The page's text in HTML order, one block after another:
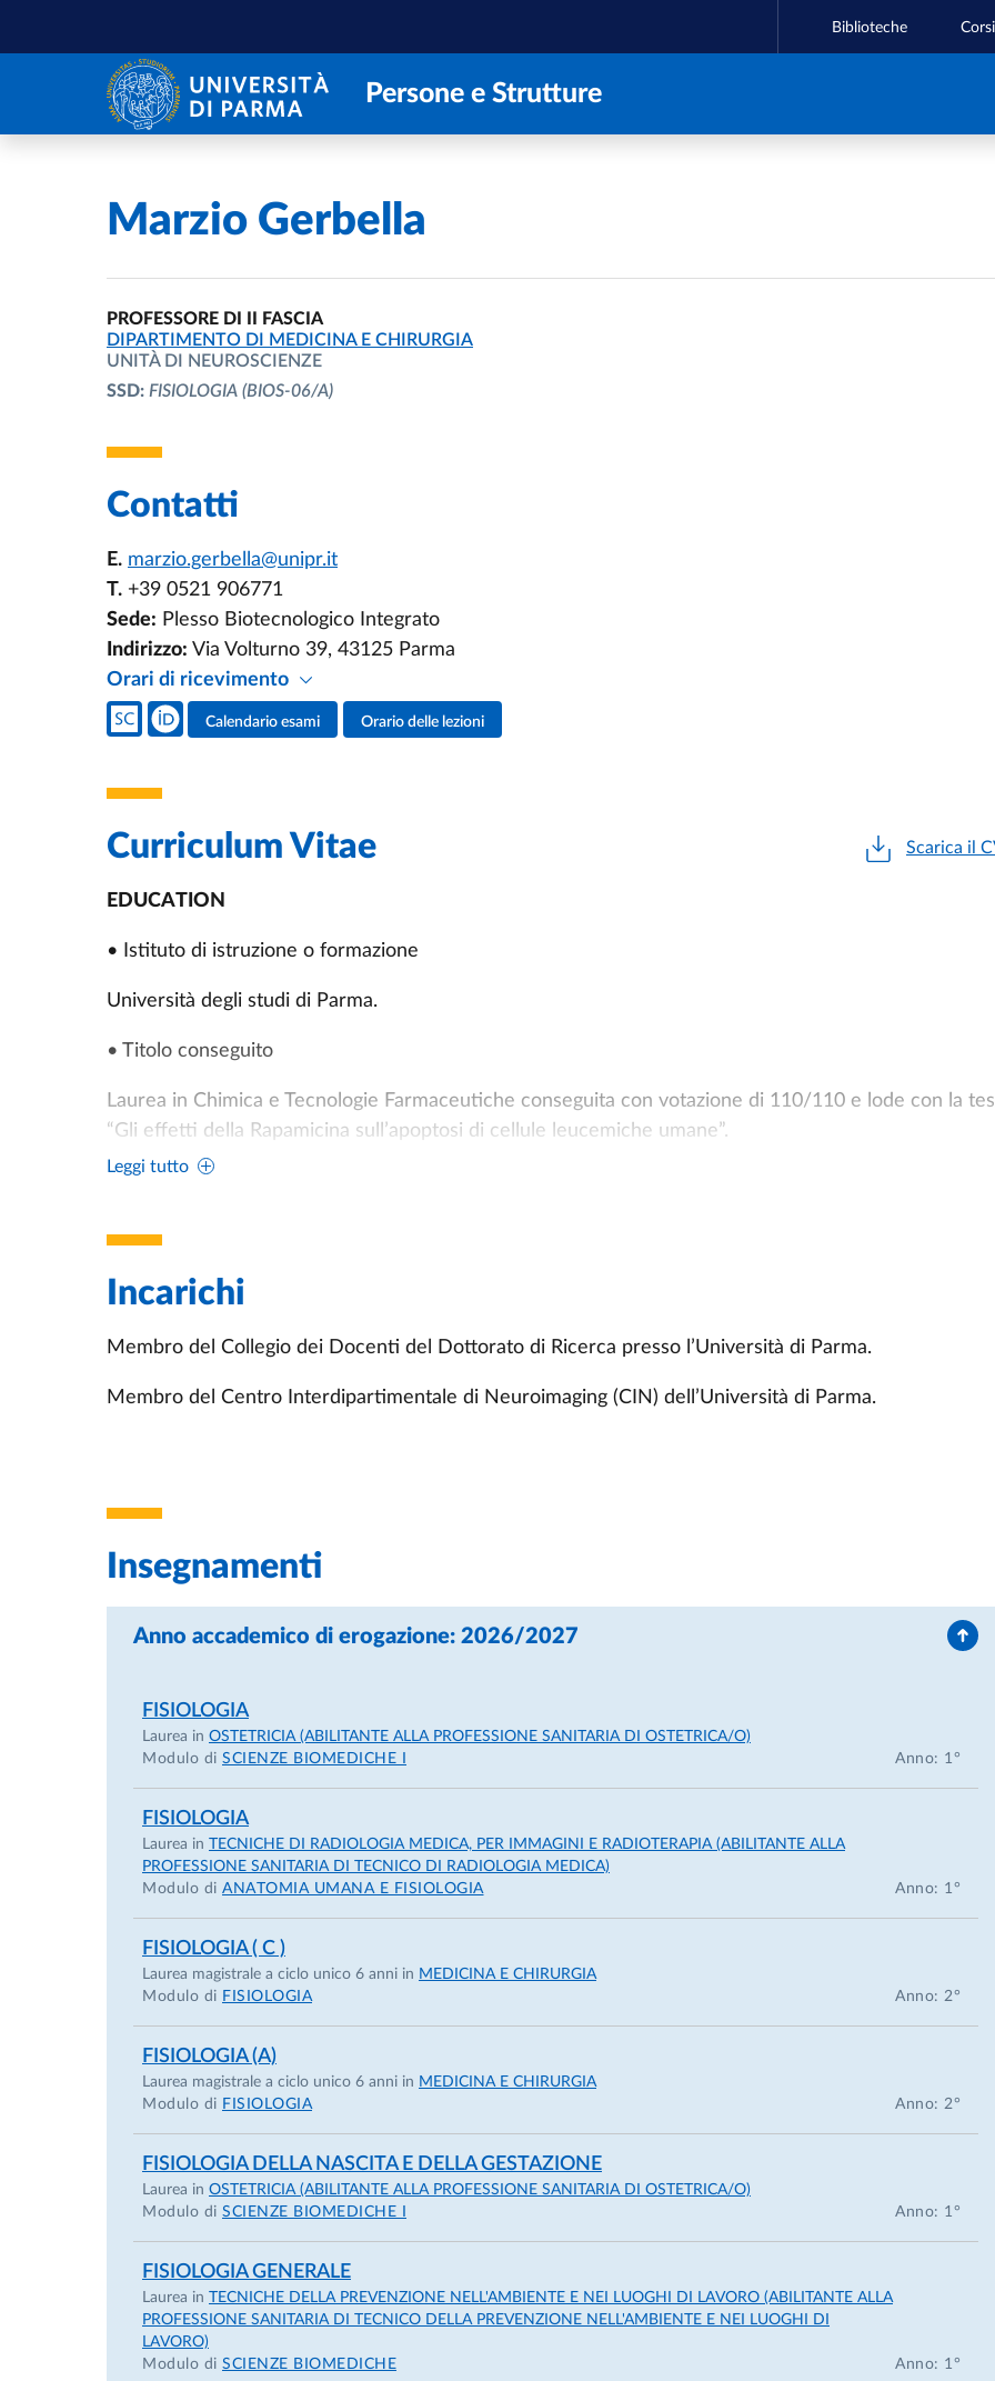
Biblioteche Corsi
Persone e Strutture
Home
Marzio Gerbella
PROFESSORE DI II FASCIA
UNITÀ ORGANIZZATIVA AFFERENTE:
DIPARTIMENTO DI MEDICINA E CHIRURGIA
UNITÀ DI NEUROSCIENZE
SSD: FISIOLOGIA (BIOS-06/A)
Contatti
E. marzio.gerbella@unipr.it
T. +39 0521 906771
Sede: Plesso Biotecnologico Integrato
Indirizzo: Via Volturno 39, 43125 Parma
Orari di ricevimento
Social del docente
Calendario esami Orario delle lezioni
Curriculum Vitae Scarica il
Leggi tutto
EDUCATION
• Istituto di istruzione o formazione
Università degli studi di Parma.
• Titolo conseguito
Laurea in Chimica e Tecnologie Farmaceutiche conseguita con votazione di 110/110 e lode con la
“Gli effetti della Rapamicina sull’apoptosi di cellule leucemiche umane”.
• Qualifica conseguita
Dottore in Chimica e Tecnologie Farmaceutiche.
Data di conseguimento
Dottorato di ricerca in Neuroscienze conseguito con la tesi: “Architettonica e connessioni della
corteccia prefrontale ventrolaterale caudale della scimmia macaca”.
Dottore di ricerca in Neuroscienze.
• Data di conseguimento
06/03/2009
Ministero dell’Università e della Ricerca
Abilitazione scientifica nazionale alle funzioni di Professore di prima fascia nel settore scientifico
disciplinare 05/D1, BIO09.
Il conseguimento dell’abilitazione è stato ottenuto con parere unanime della commissione
• Data di conseguimento
20/11/2023, valida fino al 20/11/2034
• Istituto di istruzione o formazione
Incarichi
Membro del Collegio dei Docenti del Dottorato di Ricerca presso l’Università di Parma.
Membro del Centro Interdipartimentale di Neuroimaging (CIN) dell’Università di Parma.
Insegnamenti
Anno accademico di erogazione: 2026/2027
FISIOLOGIA
Laurea in OSTETRICIA (ABILITANTE ALLA PROFESSIONE SANITARIA DI OSTETRICA/O)
Modulo di SCIENZE BIOMEDICHE I Anno: 1°
FISIOLOGIA
Laurea in TECNICHE DI RADIOLOGIA MEDICA, PER IMMAGINI E RADIOTERAPIA (ABILITANTE ALLA
PROFESSIONE SANITARIA DI TECNICO DI RADIOLOGIA MEDICA)
Modulo di ANATOMIA UMANA E FISIOLOGIA Anno: 1°
FISIOLOGIA ( C )
Laurea magistrale a ciclo unico 6 anni in MEDICINA E CHIRURGIA
Modulo di FISIOLOGIA Anno: 2°
FISIOLOGIA (A)
Laurea magistrale a ciclo unico 6 anni in MEDICINA E CHIRURGIA
Modulo di FISIOLOGIA Anno: 2°
FISIOLOGIA DELLA NASCITA E DELLA GESTAZIONE
Laurea in OSTETRICIA (ABILITANTE ALLA PROFESSIONE SANITARIA DI OSTETRICA/O)
Modulo di SCIENZE BIOMEDICHE I Anno: 1°
FISIOLOGIA GENERALE
Laurea in TECNICHE DELLA PREVENZIONE NELL'AMBIENTE E NEI LUOGHI DI LAVORO (ABILITANTE ALLA
PROFESSIONE SANITARIA DI TECNICO DELLA PREVENZIONE NELL'AMBIENTE E NEI LUOGHI DI
LAVORO)
Modulo di SCIENZE BIOMEDICHE Anno: 1°